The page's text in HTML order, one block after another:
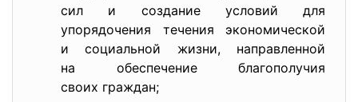
сил и создание условий для
упорядочения течения экономической
и социальной жизни, направленной
на обеспечение благополучия
своих граждан;